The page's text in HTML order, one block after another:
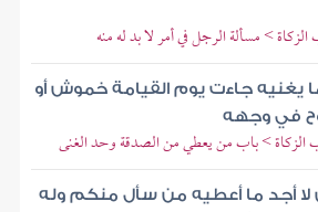
> مسألة الرجل في أمر لا بد له منه
يغنيه جاءت يوم القيامة خموش أو
في وجهه
الزكاة > باب من يعطي من الصدقة وحد الغنى
أجد ما أعطيه من سأل منكم وله